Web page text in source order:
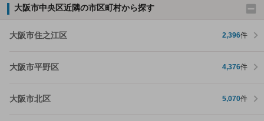
大阪市中央区近隣の市区町村から探す
大阪市住之江区 2,396件
大阪市平野区 4,376件
大阪市北区 5,070件